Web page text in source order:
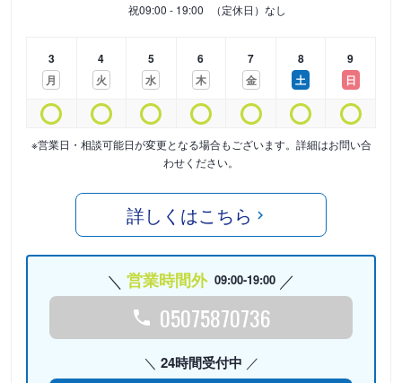
祝09:00 - 19:00 （定休日）なし
3
月
4
火
5
水
6
木
7
金
8
土
9
日
※営業日・相談可能日が変更となる場合もございます。詳細はお問い合
わせください。
詳しくはこちら
営業時間外 09:00-19:00
05075870736
24時間受付中